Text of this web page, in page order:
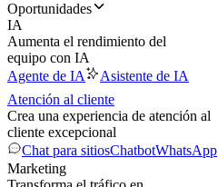
Oportunidades
IA
Aumenta el rendimiento del
equipo con IA
Agente de IA
Asistente de IA
Atención al cliente
Crea una experiencia de atención al
cliente excepcional
Chat para sitiosChatbotWhatsApp
Marketing